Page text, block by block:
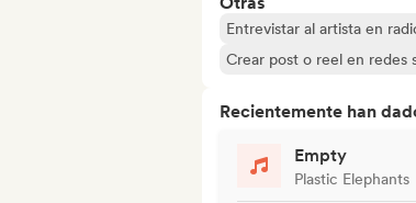
Entrevistar al artista en
Crear post o reel en redes
Recientemente han
Empty
Plastic Elephants